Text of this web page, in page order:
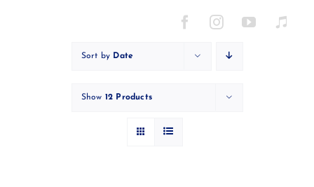
Sort by Date
Show 12 Products